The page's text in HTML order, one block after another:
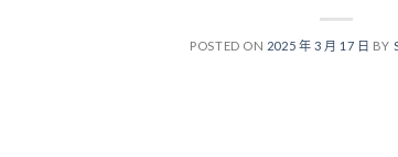
POSTED ON 2025 年 3 月 17 日 BY